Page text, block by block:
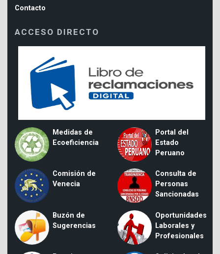
Contacto
ACCESO DIRECTO
Medidas de
Ecoeficiencia
Portal del
Estado
Peruano
Comisión de
Venecia
Consulta de
Personas
Sancionadas
Buzón de
Sugerencias
Oportunidades
Laborales y
Profesionales